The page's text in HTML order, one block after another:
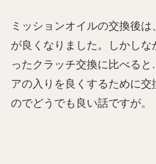
ミッションオイルの交換後は
が良くなりました。しかしな
ったクラッチ交換に比べる
アの入りを良くするために交
のでどうでも良い話ですが。